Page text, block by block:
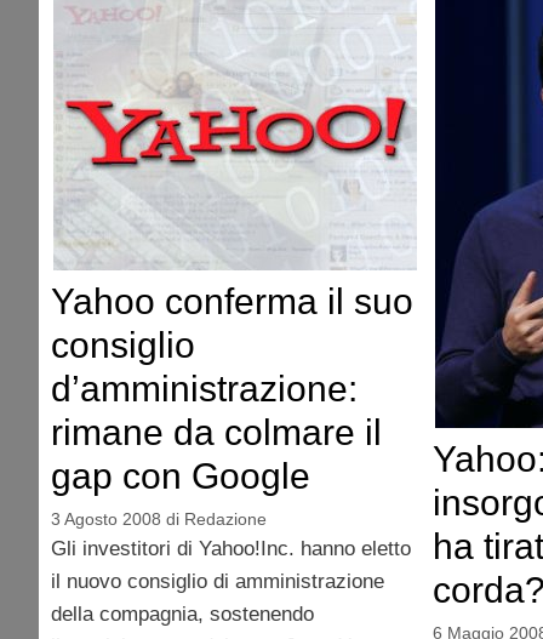
Yahoo conferma il suo
consiglio
d’amministrazione:
rimane da colmare il
gap con Google
3 Agosto 2008 di Redazione
Gli investitori di Yahoo!Inc. hanno eletto
il nuovo consiglio di amministrazione
della compagnia, sostenendo
ha
corda?
6 Maggio